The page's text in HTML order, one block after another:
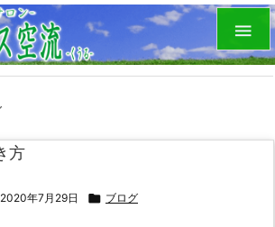

方
2020年7月29日  ブログ